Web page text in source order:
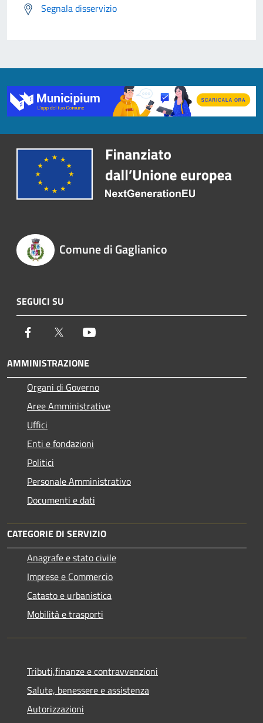
Segnala disservizio
Comune di Gaglianico
SEGUICI SU
Facebook Twitter
AMMINISTRAZIONE
Organi di Governo
Aree Amministrative
Uffici
Enti e fondazioni
Politici
Personale Amministrativo
Documenti e dati
CATEGORIE DI SERVIZIO
Anagrafe e stato civile
Imprese e Commercio
Catasto e urbanistica
Mobilità e trasporti
Tributi,finanze e contravvenzioni
Salute, benessere e assistenza
Autorizzazioni